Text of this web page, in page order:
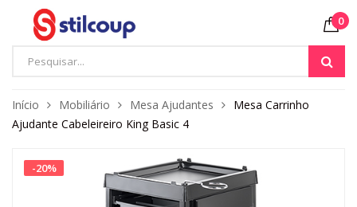
0
Início Mobiliário Mesa Ajudantes
Mesa Carrinho
Ajudante Cabeleireiro King Basic 4
-20%